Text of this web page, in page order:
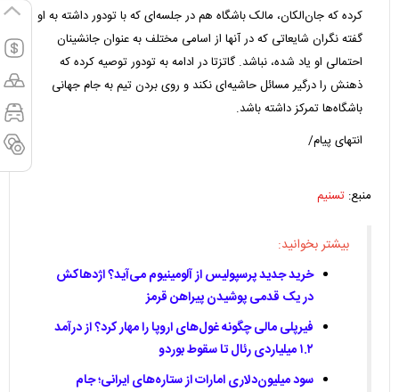
کرده که جان‌الکان، مالک باشگاه هم در جلسه‌ای که با تودور داشته به او
گفته نگران شایعاتی که در آنها از اسامی مختلف به عنوان جانشینان
احتمالی او یاد شده، نباشد. گاتزتا در ادامه به تودور توصیه کرده که
ذهنش را درگیر مسائل حاشیه‌ای نکند و روی بردن تیم به جام جهانی
باشگاه‌ها تمرکز داشته باشد.
انتهای پیام/
منبع: تسنیم
بیشتر بخوانید:
خرید جدید پرسپولیس از آلومینیوم می‌آید؟ اژدهاکش
در یک قدمی پوشیدن پیراهن قرمز
فیرپلی مالی چگونه غول‌های اروپا را مهار کرد؟ از درآمد
۱.۲ میلیاردی رئال تا سقوط بوردو
سود میلیون‌دلاری امارات از ستاره‌های ایرانی؛ جام